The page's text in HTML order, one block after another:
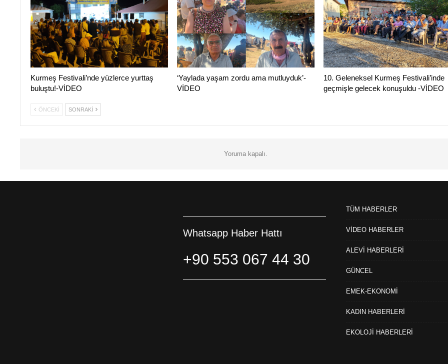
Kurmeş Festivali’nde yüzlerce yurttaş
buluştu!-VİDEO
‘Yaylada yaşam zordu ama mutluyduk’-
VİDEO
10. Geleneksel Kurmeş Festivali’inde
geçmişle gelecek konuşuldu -VİDEO
ÖNCEKI SONRAKI
Yoruma kapalı.
Whatsapp Haber Hattı
+90 553 067 44 30
TÜM HABERLER
VİDEO HABERLER
ALEVİ HABERLERİ
GÜNCEL
EMEK-EKONOMİ
KADIN HABERLERİ
EKOLOJİ HABERLERİ